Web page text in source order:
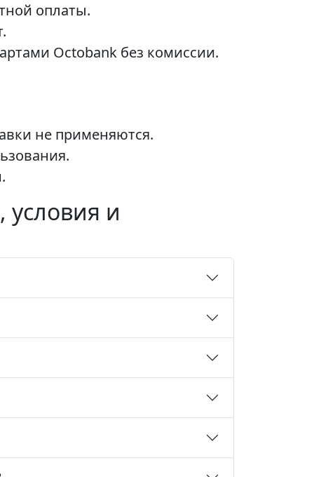
оплаты.
Octobank без комиссии.
не применяются.
условия и